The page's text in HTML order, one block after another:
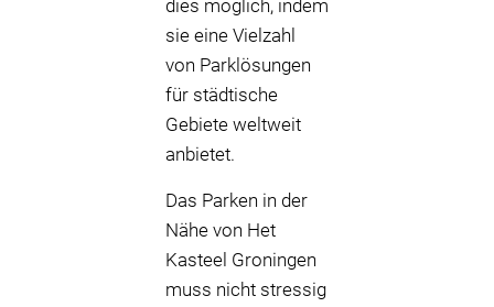
dies möglich, indem
sie eine Vielzahl
von Parklösungen
für städtische
Gebiete weltweit
anbietet.
Das Parken in der
Nähe von Het
Kasteel Groningen
muss nicht stressig